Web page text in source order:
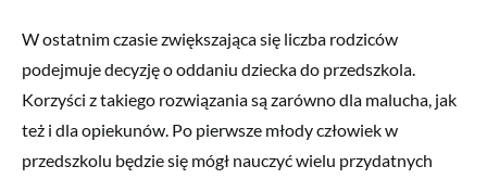
W ostatnim czasie zwiększająca się liczba rodziców
podejmuje decyzję o oddaniu dziecka do przedszkola.
Korzyści z takiego rozwiązania są zarówno dla malucha, jak
też i dla opiekunów. Po pierwsze młody człowiek w
przedszkolu będzie się mógł nauczyć wielu przydatnych